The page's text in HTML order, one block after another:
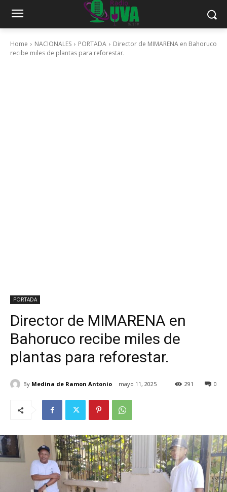
Home NACIONALES PORTADA
Director de MIMARENA en Bahoruco
recibe miles de plantas para reforestar.
PORTADA
Director de MIMARENA en
Bahoruco recibe miles de
plantas para reforestar.
By Medina de Ramon Antonio mayo 11, 2025 0
291